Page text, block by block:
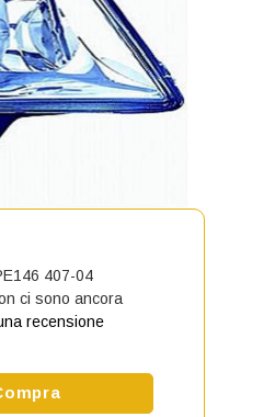
407-04
ci sono ancora
recensione
di Fendinebbia
la quantità di